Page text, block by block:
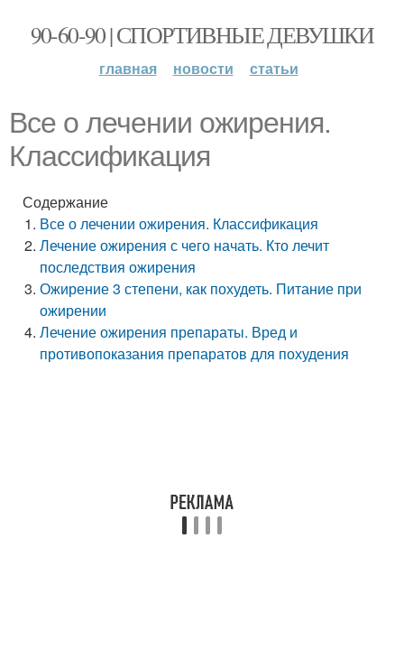
90-60-90 | СПОРТИВНЫЕ ДЕВУШКИ
главная новости статьи
Все о лечении ожирения.
Классификация
Содержание
Все о лечении ожирения. Классификация
Лечение ожирения с чего начать. Кто лечит
последствия ожирения
Ожирение 3 степени, как похудеть. Питание при
ожирении
Лечение ожирения препараты. Вред и
противопоказания препаратов для похудения